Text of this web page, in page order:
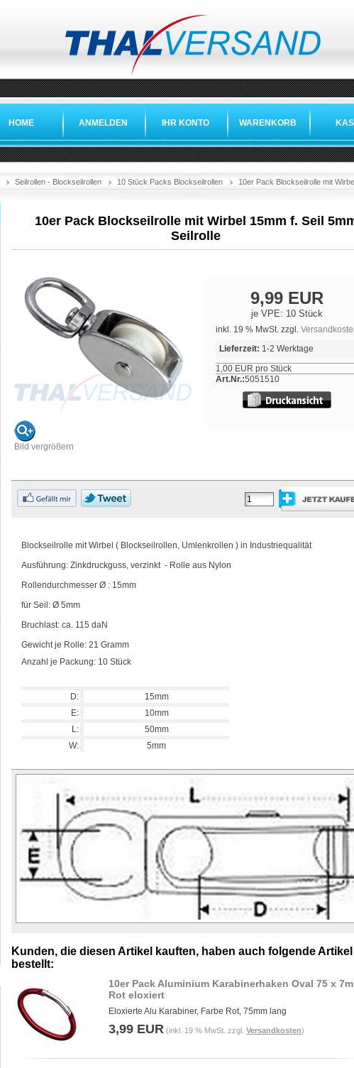
HOME ANMELDEN IHR KONTO WARENKORB
Seilrollen - Blockseilrollen 10 Stück Packs Blockseilrollen 10er Pack Blockseilrolle mit
10er Pack Blockseilrolle mit Wirbel 15mm f. Seil
Seilrolle
Bild vergrößern
9,99 EUR
je VPE: 10 Stück
inkl. 19 % MwSt. zzgl.
Lieferzeit: 1-2 Werktage
1,00 EUR pro Stück
Art.Nr.:5051510
Blockseilrolle mit Wirbel ( Blockseilrollen, Umlenkrollen ) in Industriequalität
Ausführung: Zinkdruckguss, verzinkt - Rolle aus Nylon
Rollendurchmesser Ø : 15mm
für Seil: Ø 5mm
Bruchlast: ca. 115 daN
Gewicht je Rolle: 21 Gramm
Anzahl je Packung: 10 Stück
D:
15mm
E:
10mm
L:
50mm
W:
5mm
Kunden, die diesen Artikel kauften, haben auch folgende Artikel
bestellt:
10er Pack Aluminium Karabinerhaken Oval 75 x
Rot eloxiert
Eloxierte Alu Karabiner, Farbe Rot, 75mm lang
3,99 EUR (inkl. 19 % MwSt. zzgl. Versandkosten)